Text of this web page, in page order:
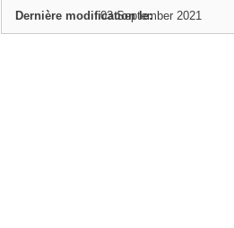
Dernière modification le:03 September 2021